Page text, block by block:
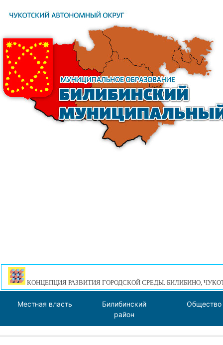
КОНЦЕПЦИЯ РАЗВИТИЯ ГОРОДСКОЙ СРЕДЫ. БИЛИБИНО,
Местная власть
Билибинский
район
Общество